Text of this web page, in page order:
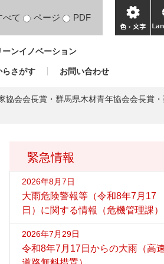
べて ページ PDF
色・
文
ンイノベーション
らさがす お問い合わせ
協会会長賞・群馬県木材青年協会会長賞
緊急情報
2026年8月7日
大雨危険警報等（令和8年7月17
日）に関する情報（危機管理課）
2026年7月29日
令和8年7月17日からの大雨（高